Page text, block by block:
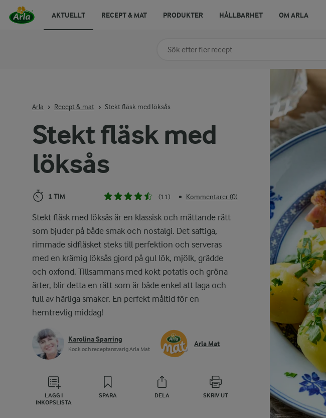
Stekt fläsk med
löksås
1 TIM (11) • Kommentarer (0)
Stekt fläsk med löksås är en klassisk och mättande rätt
som bjuder på både smak och nostalgi. Det saftiga,
rimmade sidfläsket steks till perfektion och serveras
med en krämig löksås gjord på gul lök, mjölk, grädde
och oxfond. Tillsammans med kokt potatis och gröna
ärter, blir detta en rätt som är både enkel att laga och
full av härliga smaker. En perfekt måltid för en
hemtrevlig middag!
Karolina Sparring
Kock och receptansvarig Arla Mat
Arla Mat
LÄGG I
INKÖPSLISTA
SPARA DELA SKRIV UT
Arla Recept & mat Stekt fläsk med löksås
Sök på kategori eller ingrediens
AKTUELLT RECEPT & MAT PRODUKTER HÅLLBARHET OM ARLA